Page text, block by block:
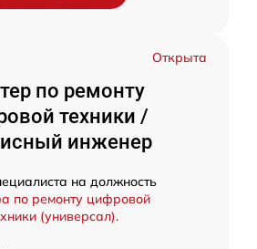
Открыта
по ремонту
техники /
инженер
на должность
по ремонту цифровой
(универсал).